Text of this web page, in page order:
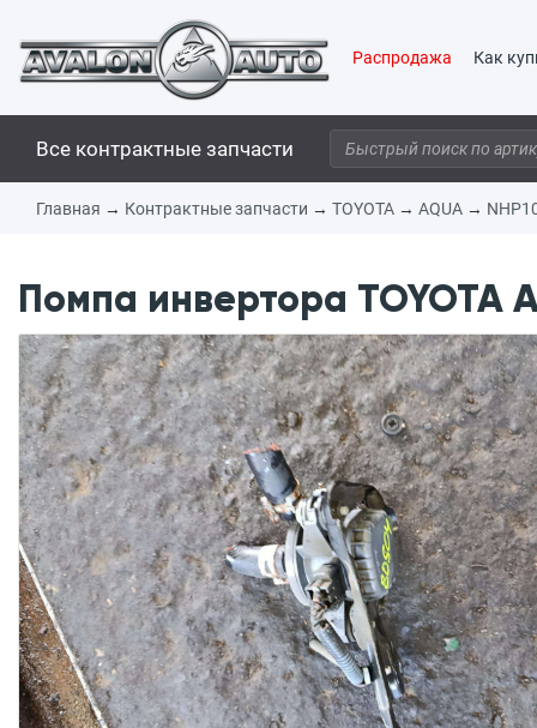
Распродажа Как
Все контрактные запчасти
Главная → Контрактные запчасти → TOYOTA → AQUA →
Помпа инвертора TOYOTA